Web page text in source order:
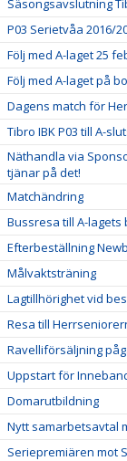
Säsongsavslutning
P03 Serietvåa 2016/
Följ med A-laget 25
Följ med A-laget på
Dagens match för
Tibro IBK P03 till A-
Näthandla via
tjänar på det!
Matchändring
Bussresa till A-lagets
Efterbeställning
Målvaktsträning
Lagtillhörighet vid
Resa till
Ravelliförsäljning
Uppstart för
Domarutbildning
Nytt samarbetsavtal
Seriepremiären mot